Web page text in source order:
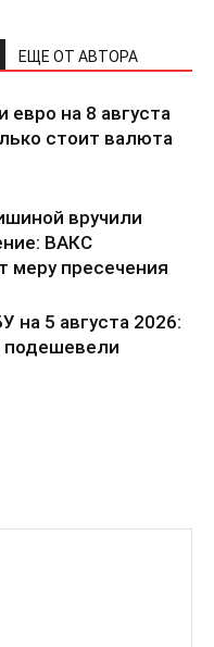
ЕЩЕ ОТ АВТОРА
евро на 8 августа
стоит валюта
вручили
ВАКС
меру пресечения
на 5 августа 2026:
подешевели